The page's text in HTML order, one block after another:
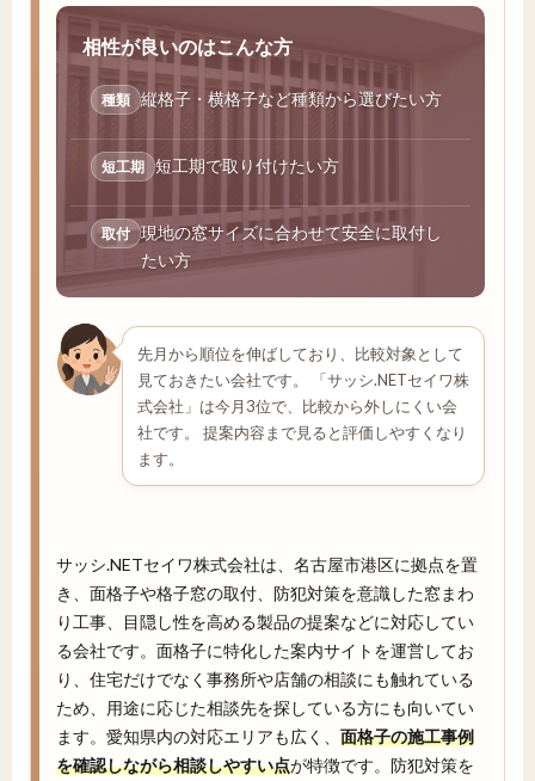
相性が良いのはこんな方
種類 縦格子・横格子など種類から選びたい方
短工期 短工期で取り付けたい方
取付 現地の窓サイズに合わせて安全に取付し
たい方
先月から順位を伸ばしており、比較対象として
見ておきたい会社です。 「サッシ.NETセイワ株
式会社」は今月3位で、比較から外しにくい会
社です。 提案内容まで見ると評価しやすくなり
ます。
サッシ.NETセイワ株式会社は、名古屋市港区に拠点を置
き、面格子や格子窓の取付、防犯対策を意識した窓まわ
り工事、目隠し性を高める製品の提案などに対応してい
る会社です。面格子に特化した案内サイトを運営してお
り、住宅だけでなく事務所や店舗の相談にも触れている
ため、用途に応じた相談先を探している方にも向いてい
ます。愛知県内の対応エリアも広く、 面格子の施工事例
を確認しながら相談しやすい点が特徴です。防犯対策を